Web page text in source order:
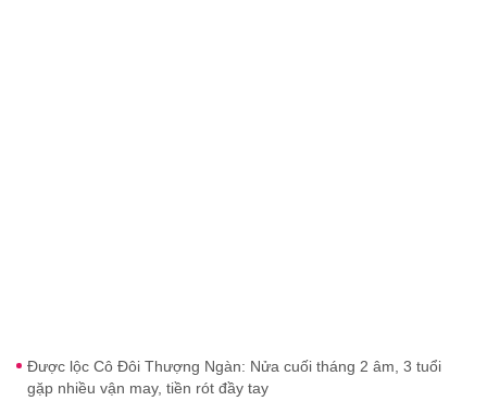
Được lộc Cô Đôi Thượng Ngàn: Nửa cuối tháng 2 âm, 3 tuổi
gặp nhiều vận may, tiền rót đầy tay